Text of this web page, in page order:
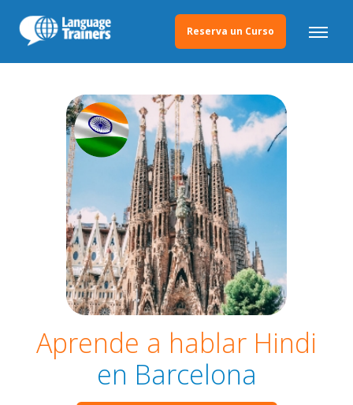
Reserva un Curso
Aprende a hablar Hindi
en Barcelona